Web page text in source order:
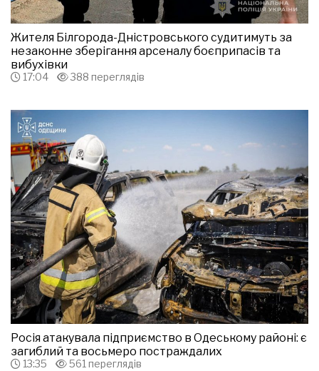
Жителя Білгорода-Дністровського судитимуть за
незаконне зберігання арсеналу боєприпасів та
вибухівки
17:04 388 переглядів
Росія атакувала підприємство в Одеському районі: є
загиблий та восьмеро постраждалих
13:35 561 переглядів